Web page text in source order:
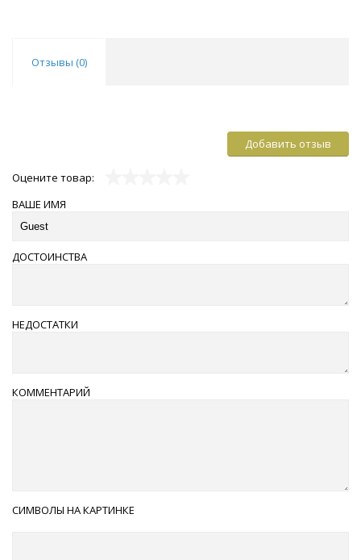
Отзывы (0)
Добавить отзыв
Оцените товар:
ВАШЕ ИМЯ
ДОСТОИНСТВА
НЕДОСТАТКИ
КОММЕНТАРИЙ
СИМВОЛЫ НА КАРТИНКЕ